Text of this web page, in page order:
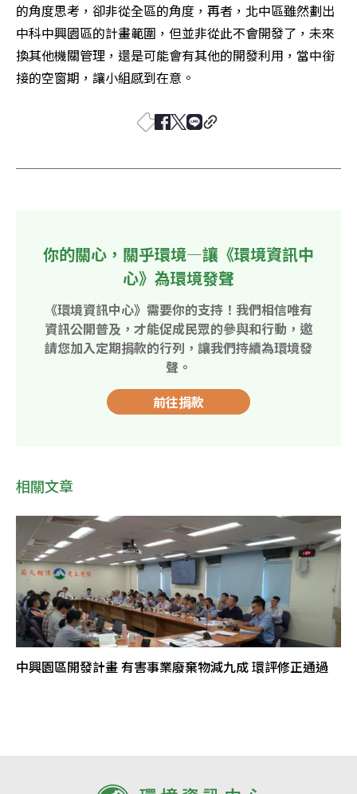
的角度思考，卻非從全區的角度，再者，北中區雖然劃出
中科中興園區的計畫範圍，但並非從此不會開發了，未來
換其他機關管理，還是可能會有其他的開發利用，當中銜
接的空窗期，讓小組感到在意。
你的關心，關乎環境—讓《環境資訊中
心》為環境發聲
《環境資訊中心》需要你的支持！我們相信唯有
資訊公開普及，才能促成民眾的參與和行動，邀
請您加入定期捐款的行列，讓我們持續為環境發
聲。
前往捐款
相關文章
中興園區開發計畫 有害事業廢棄物減九成 環評修正通過